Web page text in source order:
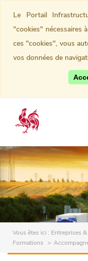
Vous êtes ici : Entreprises
Formations
Le Portail
"cookies" nécessaires
ces "cookies", vous
vos données de